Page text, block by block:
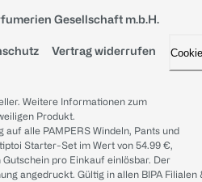
Gesellschaft m.b.H.
Vertrag widerrufen
Weitere Informationen zum
Produkt.
auf alle PAMPERS Windeln, Pants und
Starter-Set im Wert von 54.99 €,
pro Einkauf einlösbar. Der
angedruckt. Gültig in allen BIPA Filialen